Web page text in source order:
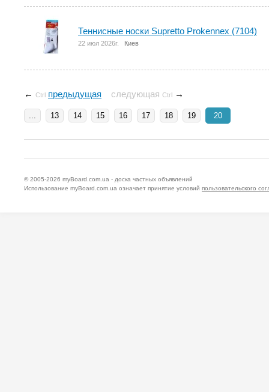
Теннисные носки Supretto Prokennex (7104)
22 июл 2026г. Киев
← Ctrl предыдущая следующая Ctrl →
... 13 14 15 16 17 18 19 20
© 2005-2026 myBoard.com.ua - доска частных объявлений
Использование myBoard.com.ua означает принятие условий пользовательского